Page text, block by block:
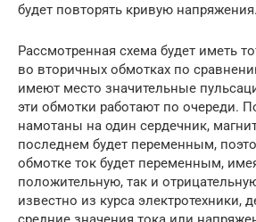
будет повторять кривую напряжения.
Рассмотренная схема будет иметь
во вторичных обмотках по
имеют место значительные
эти обмотки работают по очереди.
намотаны на один сердечник,
последнем будет переменным,
обмотке ток будет переменным,
положительную, так и
известно из курса электротехники,